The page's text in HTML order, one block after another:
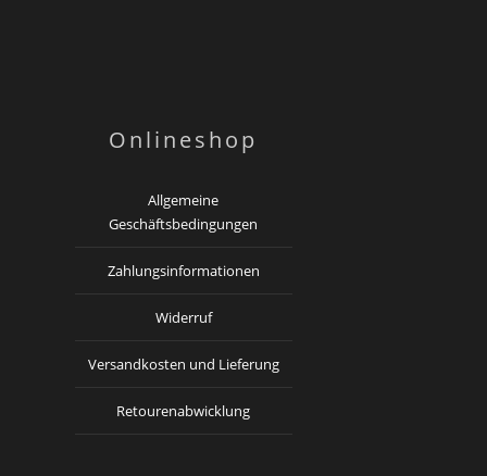
Onlineshop
Allgemeine
Geschäftsbedingungen
Zahlungsinformationen
Widerruf
Versandkosten und Lieferung
Retourenabwicklung